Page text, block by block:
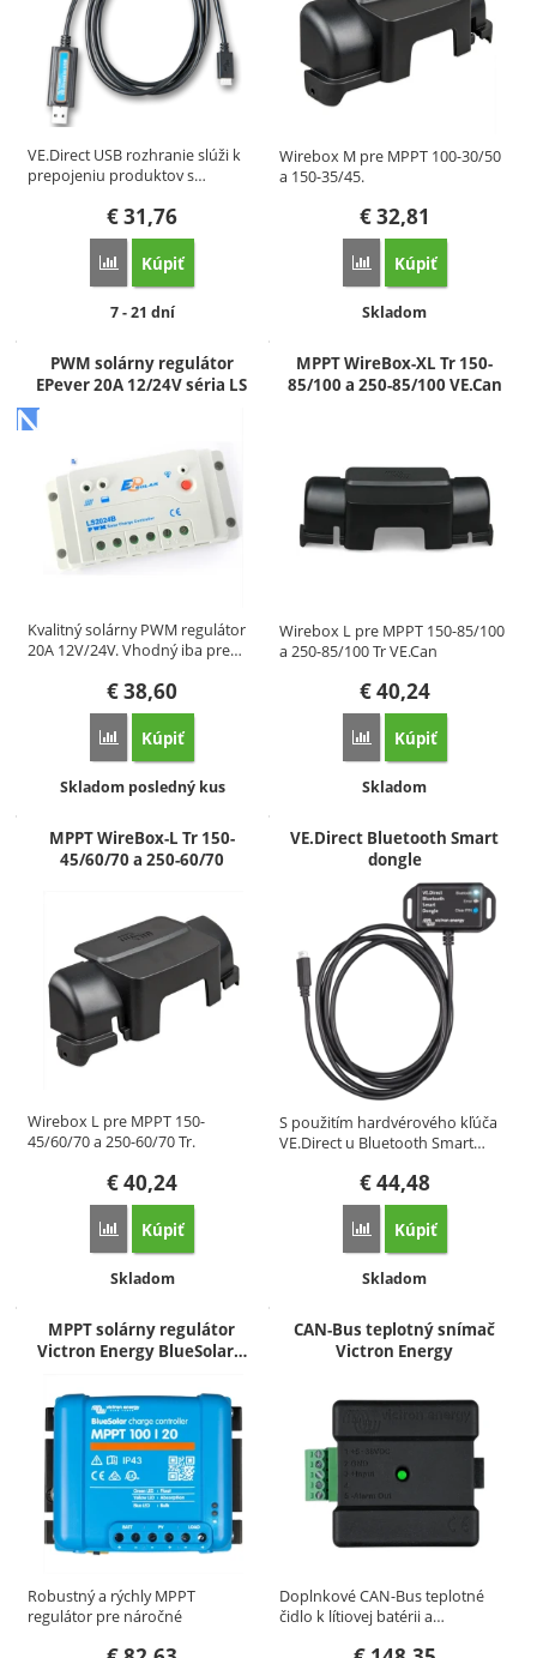
VE.Direct USB rozhranie slúži k
prepojeniu produktov s…
€31,76
Porovnať
Kúpiť
Dostupnosť:
7 - 21 dní
Wirebox M pre MPPT 100-30/50
a 150-35/45.
€32,81
Porovnať
Kúpiť
Dostupnosť:
Skladom
PWM solárny regulátor
EPever 20A 12/24V séria LS
Kvalitný solárny PWM regulátor
20A 12V/24V. Vhodný iba pre…
€38,60
Porovnať
Kúpiť
Dostupnosť:
Skladom posledný kus
MPPT WireBox-XL Tr 150-
85/100 a 250-85/100 VE.Can
Wirebox L pre MPPT 150-85/100
a 250-85/100 Tr VE.Can
€40,24
Porovnať
Kúpiť
Dostupnosť:
Skladom
MPPT WireBox-L Tr 150-
45/60/70 a 250-60/70
Wirebox L pre MPPT 150-
45/60/70 a 250-60/70 Tr.
€40,24
Porovnať
Kúpiť
Dostupnosť:
Skladom
VE.Direct Bluetooth Smart
dongle
S použitím hardvérového kľúča
VE.Direct u Bluetooth Smart…
€44,48
Porovnať
Kúpiť
Dostupnosť:
Skladom
MPPT solárny regulátor
Victron Energy BlueSolar…
Robustný a rýchly MPPT
regulátor pre náročné
CAN-Bus teplotný snímač
Victron Energy
Doplnkové CAN-Bus teplotné
čidlo k lítiovej batérii a…